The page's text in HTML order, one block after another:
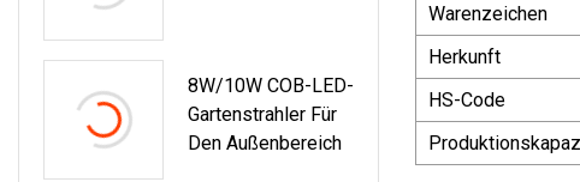
8W/10W COB-LED-
Gartenstrahler Für
Den Außenbereich
Warenzeichen
Herkunft
HS-Code